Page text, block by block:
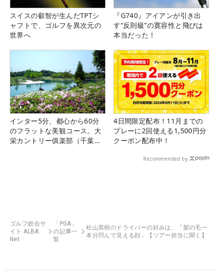
スイスの叡智が生んだTPTシ
ャフトで、ゴルフを異次元の
世界へ
『G740』アイアンが引き出
す“反則級”の寛容性と飛びは
本当だった！
インター5分、都心から60分
のフラットな美観コース。大
栄カントリー俱楽部（千葉
4日間限定配布！11月までの
プレーに2回使える1,500円分
クーポン配布中！
Recommended by
ゴルフ総合サ
イト ALBA
Net
「PGA」
の記事一
覧
松山英樹のドライバーの好みは、「髪の毛一
本分凹んで見える顔」【ツアー担当に聞く】